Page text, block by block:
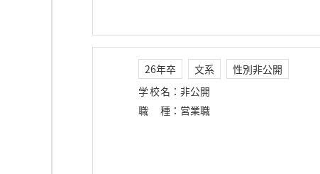
26年卒 文系
性別非公開
学校名 ： 非公開
職種 ： 営業職